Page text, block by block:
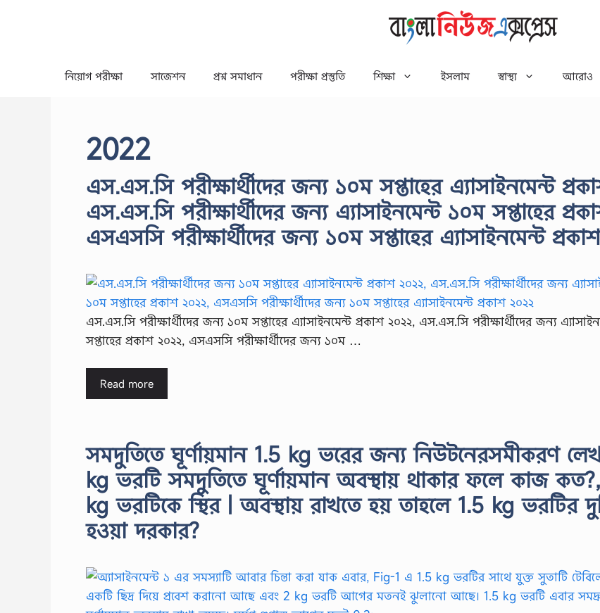
নিয়োগ পরীক্ষা সাজেশন প্রশ্ন সমাধান পরীক্ষা প্রস্তুতি শিক্ষা ইসলাম স্বাস্থ্য আরোও
2022
এস.এস.সি পরীক্ষার্থীদের জন্য ১০ম সপ্তাহের এ্যাসাইনমেন্ট
এস.এস.সি পরীক্ষার্থীদের জন্য এ্যাসাইনমেন্ট ১০ম সপ্তাহের
এসএসসি পরীক্ষার্থীদের জন্য ১০ম সপ্তাহের এ্যাসাইনমেন্ট
এস.এস.সি পরীক্ষার্থীদের জন্য ১০ম সপ্তাহের এ্যাসাইনমেন্ট প্রকাশ ২০২২, এস.এস.সি পরীক্ষার্থীদের জন্য
সপ্তাহের প্রকাশ ২০২২, এসএসসি পরীক্ষার্থীদের জন্য ১০ম …
Read more
সমদুতিতে ঘূর্ণায়মান 1.5 kg ভরের জন্য নিউটনেরসমীকরণ
kg ভরটি সমদুতিতে ঘূর্ণায়মান অবস্থায় থাকার ফলে কাজ
kg ভরটিকে স্থির | অবস্থায় রাখতে হয় তাহলে 1.5 kg ভরটির
হওয়া দরকার?